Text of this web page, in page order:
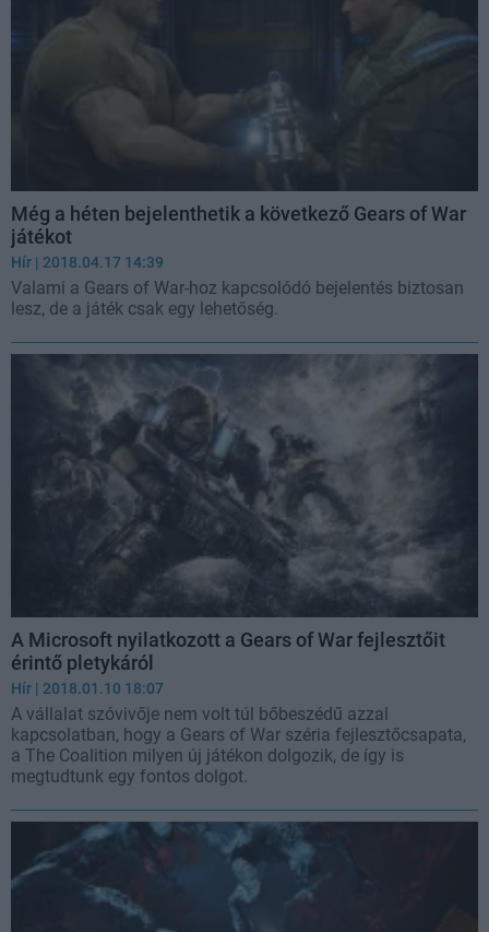
Még a héten bejelenthetik a következő Gears of War
játékot
Hír | 2018.04.17 14:39
Valami a Gears of War-hoz kapcsolódó bejelentés biztosan
lesz, de a játék csak egy lehetőség.
A Microsoft nyilatkozott a Gears of War fejlesztőit
érintő pletykáról
Hír | 2018.01.10 18:07
A vállalat szóvivője nem volt túl bőbeszédű azzal
kapcsolatban, hogy a Gears of War széria fejlesztőcsapata,
a The Coalition milyen új játékon dolgozik, de így is
megtudtunk egy fontos dolgot.